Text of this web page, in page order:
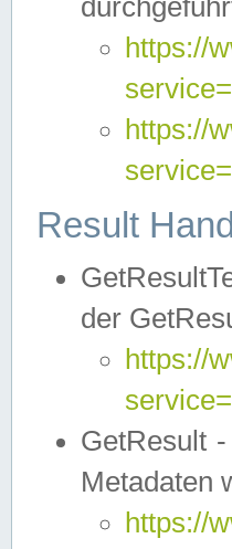
https://
https://
Result
der
https://
GetResult
Metadaten
https://